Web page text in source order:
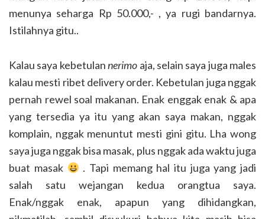
menunya seharga Rp 50.000,- , ya rugi bandarnya.
Istilahnya gitu..
Kalau saya kebetulannerimo aja, selain saya juga males
kalau mesti ribet delivery order. Kebetulan juga nggak
pernah rewel soal makanan. Enak enggak enak & apa
yang tersedia ya itu yang akan saya makan, nggak
komplain, nggak menuntut mesti gini gitu. Lha wong
saya juga nggak bisa masak, plus nggak ada waktu juga
buat masak
. Tapi memang hal itu juga yang jadi
salah satu wejangan kedua orangtua saya.
Enak/nggak enak, apapun yang dihidangkan,